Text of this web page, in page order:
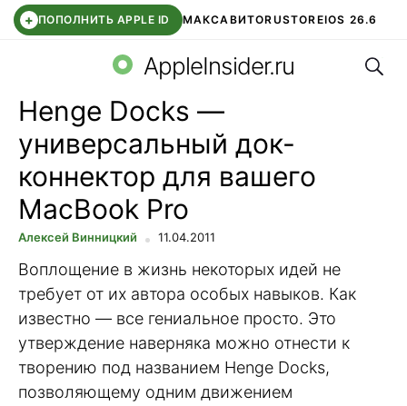
+ ПОПОЛНИТЬ APPLE ID МАКСАВИТОRUSTOREIOS 26.6
СБЕР КИДС ВТБ ОНЛАЙН ЧАТ В ROBLOX
AppleInsider.ru
Henge Docks —
универсальный док-
коннектор для вашего
MacBook Pro
Алексей Винницкий 11.04.2011
Воплощение в жизнь некоторых идей не
требует от их автора особых навыков. Как
известно — все гениальное просто. Это
утверждение наверняка можно отнести к
творению под названием Henge Docks,
позволяющему одним движением